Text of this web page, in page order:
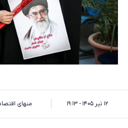
۱۲ تیر ۱۴۰۵ - ۱۹:۱۳ منهای